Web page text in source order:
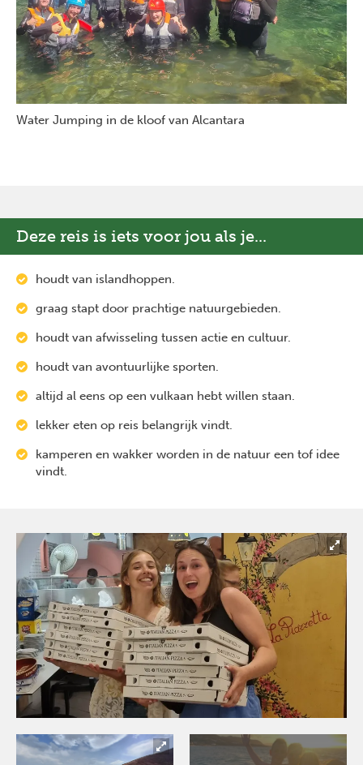
Water Jumping in de kloof van Alcantara
Deze reis is iets voor jou als je...
houdt van islandhoppen.
graag stapt door prachtige natuurgebieden.
houdt van afwisseling tussen actie en cultuur.
houdt van avontuurlijke sporten.
altijd al eens op een vulkaan hebt willen staan.
lekker eten op reis belangrijk vindt.
kamperen en wakker worden in de natuur een tof idee
vindt.